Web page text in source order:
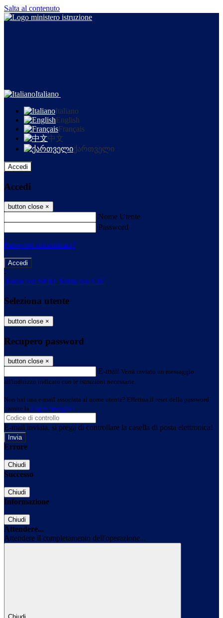
Salta al contenuto
Italiano
Italiano
English
Français
中文
ქართველი
Accedi
Accedi
button close ×
Nome Utente
Password
Password dimenticata?
-
Entra con SPID Entra con CIE
Seleziona utente
button close ×
Recupero password
button close ×
E-mail Verrà inviato un messaggio
all'indirizzo indicato con le istruzioni necessarie.
Non hai una e-mail associata al nome utente? Effettua il reset della password
tramite la Login Spaggiari
E-mail inviata, si prega di controllare la casella di posta elettronica!
Errore
Chiudi
Successo
Chiudi
Informazione
Chiudi
Attendere...
Attendere il completamento dell'operazione...